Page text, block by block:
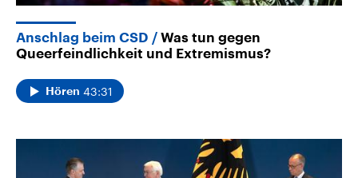
Anschlag beim CSD
Was tun gegen
Queerfeindlichkeit und Extremismus?
Hören 43:31